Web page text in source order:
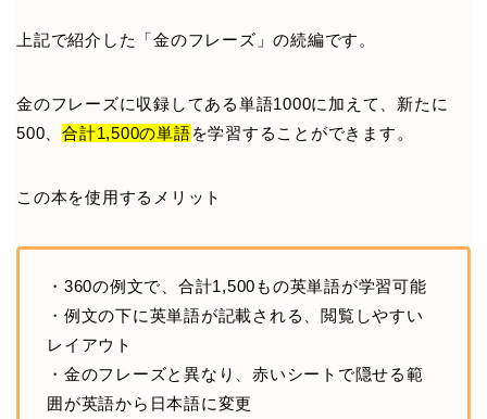
上記で紹介した「金のフレーズ」の続編です。
金のフレーズに収録してある単語1000に加えて、新たに
500、合計1,500の単語を学習することができます。
この本を使用するメリット
・360の例文で、合計1,500もの英単語が学習可能
・例文の下に英単語が記載される、閲覧しやすい
レイアウト
・金のフレーズと異なり、赤いシートで隠せる範
囲が英語から日本語に変更